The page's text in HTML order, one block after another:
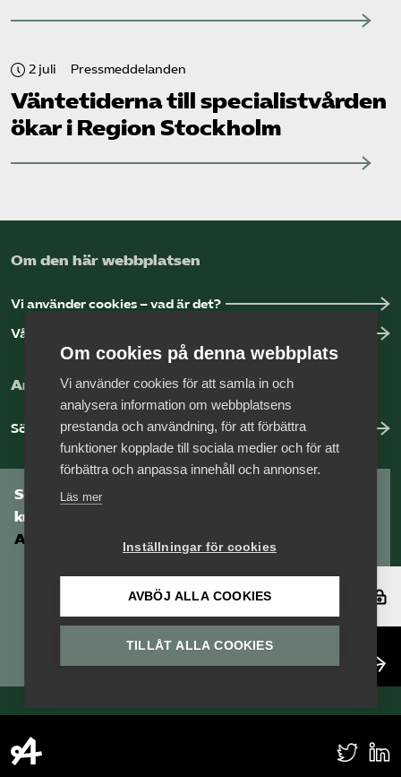
2 juli Pressmeddelanden
Väntetiderna till specialistvården
ökar i Region Stockholm
Om den här webbplatsen
Vi använder cookies – vad är det?
Vår dataskyddspolicy
Arbeta hos Vårdföretagarna?
Sök jobb hos oss
Som medlem har du tillgång till vår digitala
kunskapsbank
Arbetsgivarguiden
Logga in
Om cookies på denna webbplats
Vi använder cookies för att samla in och
analysera information om webbplatsens
prestanda och användning, för att förbättra
funktioner kopplade till sociala medier och för att
förbättra och anpassa innehåll och annonser.
Läs mer
Inställningar för cookies
AVBÖJ ALLA COOKIES
TILLÅT ALLA COOKIES